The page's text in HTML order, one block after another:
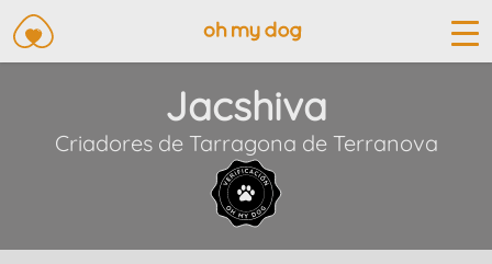
Jacshiva
Criadores de Tarragona de Terranova